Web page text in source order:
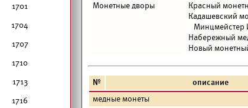
1701
1704
1707
1710
1713
1716
Монетные дворы
Красный
Кадашевский
Минцмейстер
Набережный
Новый
№ описание
медные монеты